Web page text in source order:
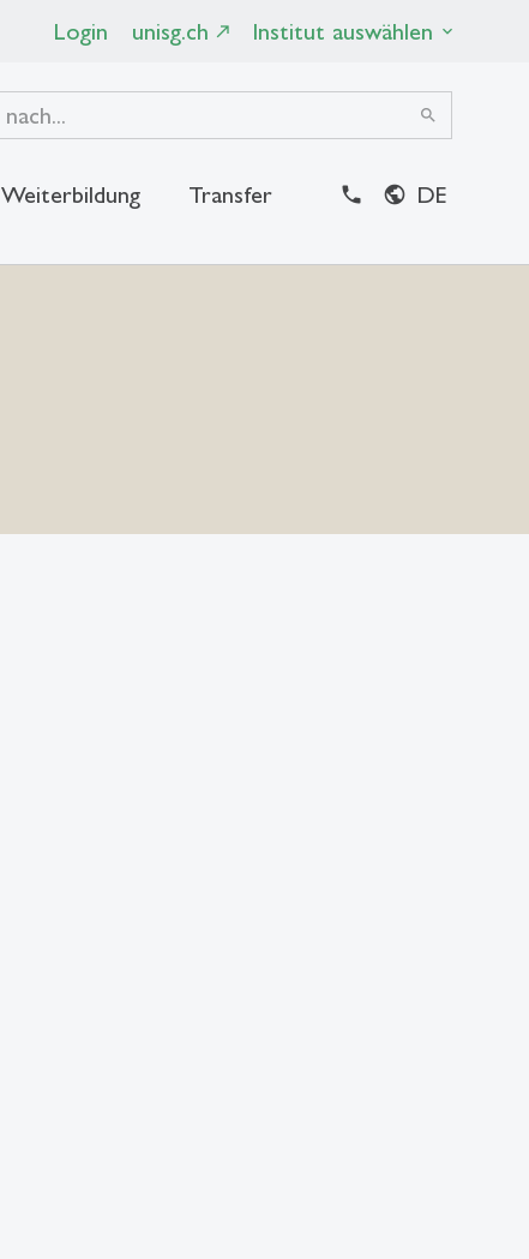
Login unisg.ch Institut auswählen
search
Weiterbildung Transfer DE